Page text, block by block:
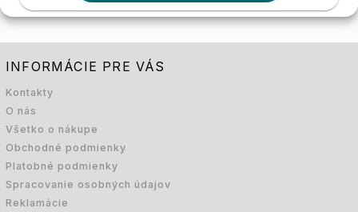
INFORMÁCIE PRE VÁS
Kontakty
O nás
Všetko o nákupe
Obchodné podmienky
Platobné podmienky
Spracovanie osobných údajov
Reklamácie